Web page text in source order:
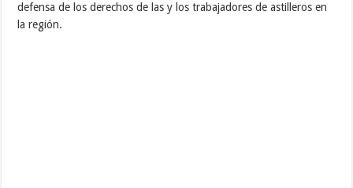
defensa de los derechos de las y los trabajadores de astilleros en
la región.